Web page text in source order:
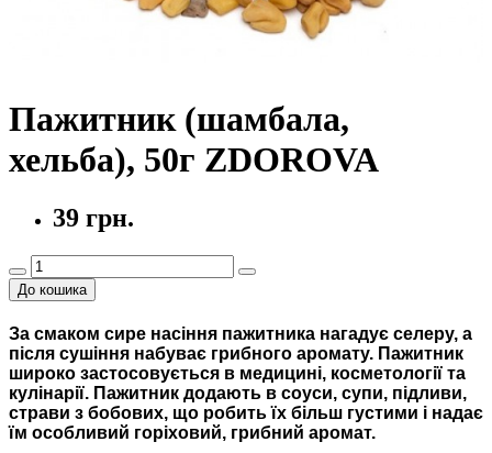
Пажитник (шамбала,
хельба), 50г ZDOROVA
39 грн.
До кошика
За смаком сире насіння пажитника нагадує селеру, а
після сушіння набуває грибного аромату. Пажитник
широко застосовується в медицині, косметології та
кулінарії. Пажитник додають в соуси, супи, підливи,
страви з бобових, що робить їх більш густими і надає
їм особливий горіховий, грибний аромат.